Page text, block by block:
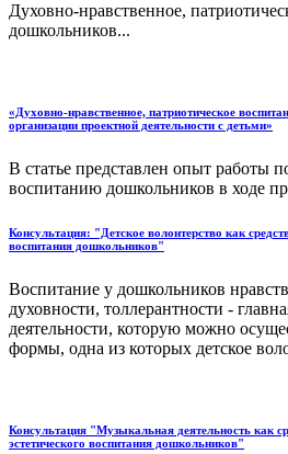
Духовно-нравственное,
дошкольников...
«Духовно-нравственное, патриотическое
организации проектной деятельности с детьми»
В статье представлен опыт работы
воспитанию дошкольников в ходе
Консультация: "Детское волонтерство как
воспитания дошкольников"
Воспитание у дошкольников
духовности, толлерантности -
деятельности, которую можно
формы, одна из которых детское
Консультация "Музыкальная деятельность как
эстетического воспитания дошкольников"